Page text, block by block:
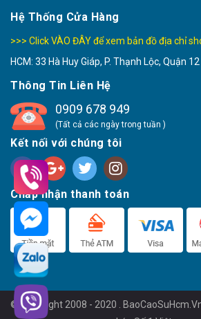
Hệ Thống Cửa Hàng
>>> Click VÀO ĐÂY để xem bản đồ địa chỉ
HCM: 33 Hà Huy Giáp, P. Thạnh Lộc, Quận 12
Thông Tin Liên Hệ
0909 678 949
(Tất cả các ngày trong tuần )
Kết nối với chúng tôi
Chấp nhận thanh toán
© Copyright 2008 - 2020 .